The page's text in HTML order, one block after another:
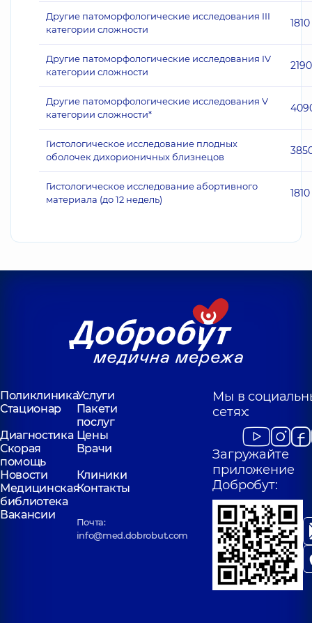
Другие патоморфологические исследования III
категории сложности
1810
Другие патоморфологические исследования IV
категории сложности
2190
Другие патоморфологические исследования V
категории сложности*
Гистологическое исследование плодных
оболочек дихорионичных близнецов
Гистологическое исследование абортивного
материала (до 12 недель)
1810
ПоликлиникаУслуги
Стационар
Пакети
послуг
Диагностика Цены
Скорая
помощь
Врачи
Новости
Клиники
Медицинская
библиотека
Контакты
Вакансии
Почта:
info@med.dobrobut.com
Мы в
сетях:
Загружайте
приложение
Добробут: